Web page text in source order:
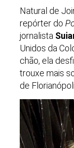
Natural de
repórter do
jornalista
Unidos da
chão, ela
trouxe mais
de